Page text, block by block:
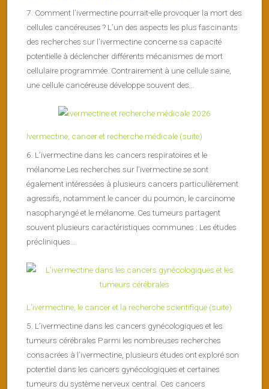
7. Comment l’ivermectine pourrait-elle provoquer la mort des
cellules cancéreuses ? L’un des aspects les plus fascinants
des recherches sur l’ivermectine concerne sa capacité
potentielle à déclencher différents mécanismes de mort
cellulaire programmée. Contrairement à une cellule saine,
une cellule cancéreuse développe souvent des...
Ivermectine, cancer et recherche médicale (suite)
6. L’ivermectine dans les cancers respiratoires et le
mélanome Les recherches sur l’ivermectine se sont
également intéressées à plusieurs cancers particulièrement
agressifs, notamment le cancer du poumon, le carcinome
nasopharyngé et le mélanome. Ces tumeurs partagent
souvent plusieurs caractéristiques communes : Les études
précliniques...
L’ivermectine, le cancer et la recherche scientifique (suite)
5. L’ivermectine dans les cancers gynécologiques et les
tumeurs cérébrales Parmi les nombreuses recherches
consacrées à l’ivermectine, plusieurs études ont exploré son
potentiel dans les cancers gynécologiques et certaines
tumeurs du système nerveux central. Ces cancers